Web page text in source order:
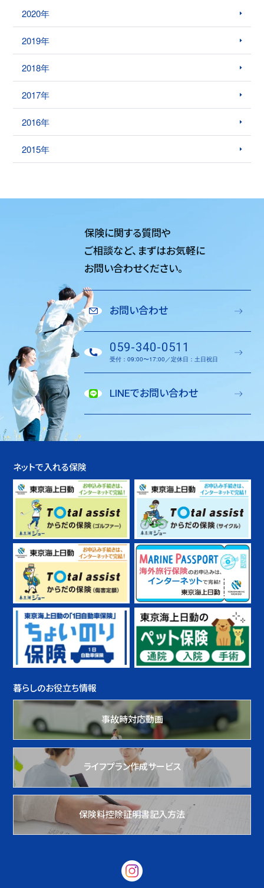
2020年
2019年
2018年
2017年
2016年
2015年
保険に関する質問や
ご相談など、 まずはお気軽に
お問い合わせください。
お問い合わせ
059-340-0511
受付：09:00〜17:00／定休日：土日祝日
LINEでお問い合わせ
ネットで入れる保険
暮らしのお役立ち情報
事故時対応動画
ライフプラン作成サービス
保険料控除証明書記入方法